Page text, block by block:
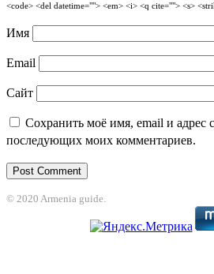
<code> <del datetime=""> <em> <i> <q cite=""> <s>
Имя
Email
Сайт
Сохранить моё имя, email и адрес
последующих моих комментариев.
© 2020 Armenia guide.